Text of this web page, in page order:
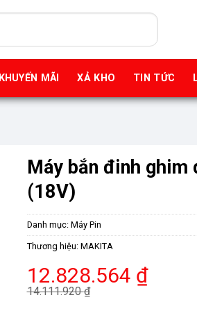
KHUYẾN MÃI XẢ KHO TIN TỨC
Máy bắn đinh ghim
(18V)
Danh mục: Máy Pin
Thương hiệu: MAKITA
14.111.920₫
Giá
gốc
12.828.564 ₫
Giá
hiện